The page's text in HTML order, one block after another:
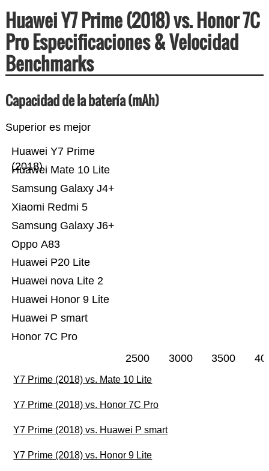
Huawei Y7 Prime (2018) vs. Honor 7C
Pro Especificaciones & Velocidad
Benchmarks
Capacidad de la batería (mAh)
Superior es mejor
Honor 7C Pro
Huawei P smart
Huawei Honor 9 Lite
Huawei nova Lite 2
Huawei P20 Lite
Oppo A83
Samsung Galaxy J6+
Xiaomi Redmi 5
Samsung Galaxy J4+
Huawei Mate 10 Lite
Huawei Y7 Prime
(2018)
2500 3000 3500
Y7 Prime (2018) vs. Mate 10 Lite
Y7 Prime (2018) vs. Honor 7C Pro
Y7 Prime (2018) vs. Huawei P smart
Y7 Prime (2018) vs. Honor 9 Lite